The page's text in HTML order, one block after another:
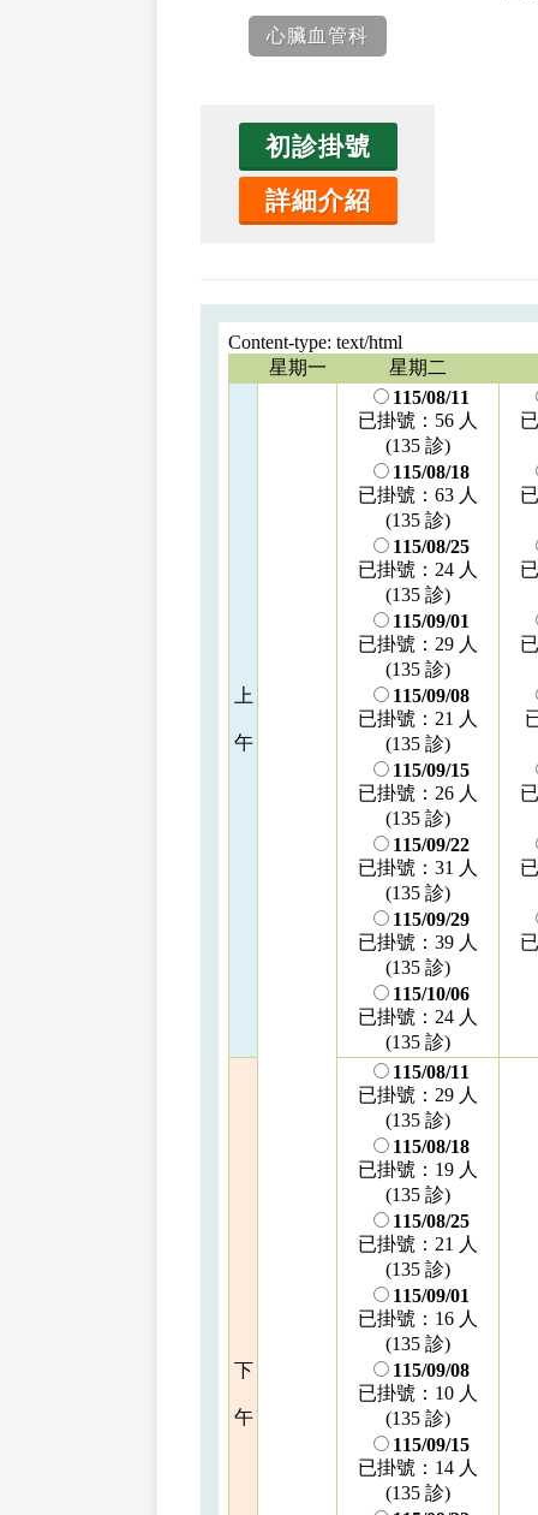
心臟血管科
初診掛號
詳細介紹